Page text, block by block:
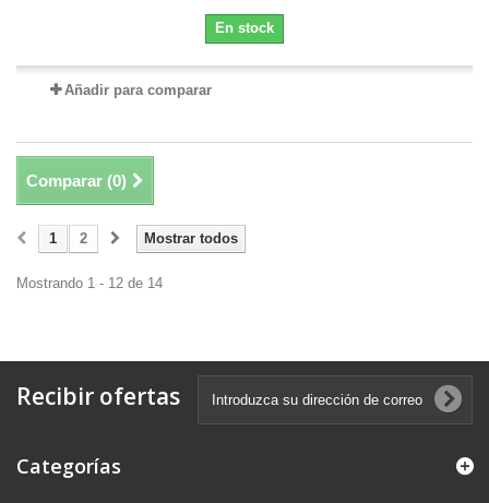
En stock
Añadir para comparar
Comparar (0)
Mostrar todos
1 2
Mostrando 1 - 12 de 14
Recibir ofertas
Categorías